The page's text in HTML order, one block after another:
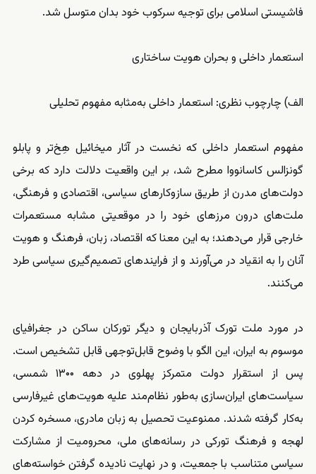
فاشیستی اسلامی برای توجیه سرکوب خود بدان متوسل شد.
استعمار داخلی و بحران هویت ساختاری
الف) چارچوب نظری: استعمار داخلی به‌مثابه مفهوم تحلیلی
مفهوم استعمار داخلی که نخست در آثار میخائیل هِخ‌تر و پابلو
گونزالس کاسانووا مطرح شد، بر این واقعیت دلالت دارد که برخی
دولت‌های مدرن از طریق سازوکارهای سیاسی، اقتصادی و فرهنگی،
ملت‌های درون مرزهای خود را در موقعیتی مشابه مستعمرات
خارجی قرار می‌دهند؛ به این معنا که اقتصاد، زبان، فرهنگ و هویت
آنان را به انقیاد در می‌آورند و از فرایندهای تصمیم‌گیری سیاسی طرد
می‌کنند.
در مورد ملت تورک آذربایجان و دیگر تورکان ساکن در جغرافیای
موسوم به ایران، این الگو با وضوح قابل‌توجهی قابل تشخیص است.
پس از استقرار دولت متمرکز پهلوی در دهه ۱۳۰۰ شمسی،
سیاست‌های ایران‌سازی به‌طور نظام‌مند علیه هویت‌های غیرفارسی
به‌کار گرفته شدند. ممنوعیت تحصیل به زبان مادری، مسخره کردن
لهجه و فرهنگ تورکی در رسانه‌های ملی، محرومیت از مشارکت
سیاسی متناسب با جمعیت، و در نهایت نادیده گرفتن خواسته‌های